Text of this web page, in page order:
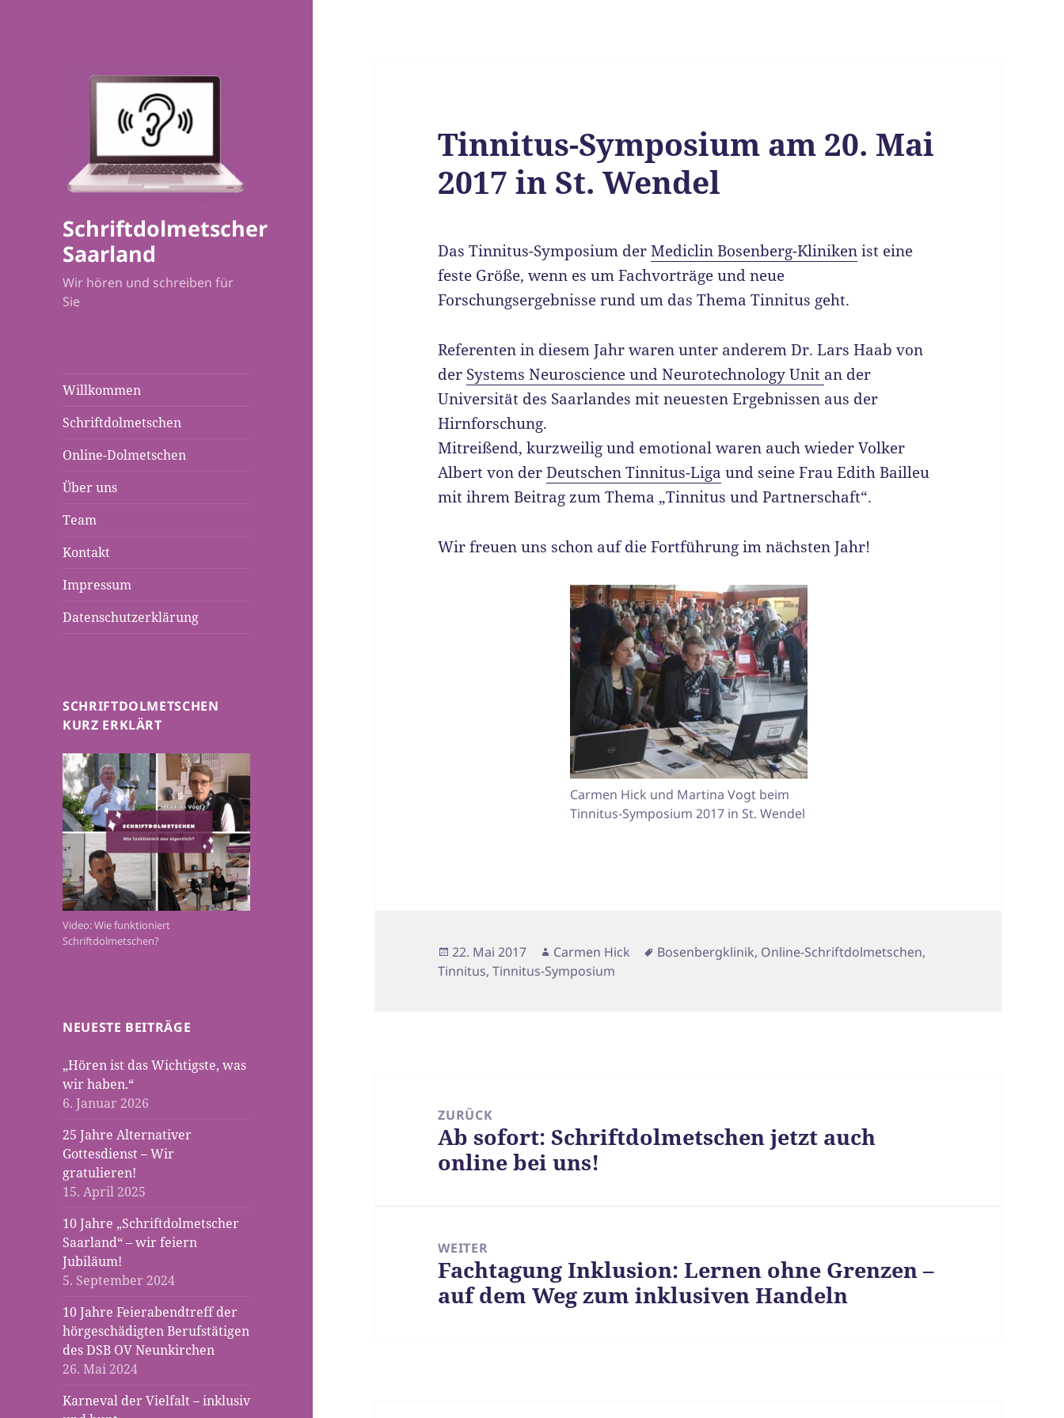
Schriftdolmetscher
Saarland
Wir hören und schreiben für
Sie
Willkommen
Schriftdolmetschen
Online-Dolmetschen
Über uns
Team
Kontakt
Impressum
Datenschutzerklärung
SCHRIFTDOLMETSCHEN
KURZ ERKLÄRT
Video: Wie funktioniert
Schriftdolmetschen?
NEUESTE BEITRÄGE
„Hören ist das Wichtigste, was
wir haben.“
6. Januar 2026
25 Jahre Alternativer
Gottesdienst – Wir
gratulieren!
15. April 2025
10 Jahre „Schriftdolmetscher
Saarland“ – wir feiern
Jubiläum!
5. September 2024
10 Jahre Feierabendtreff der
hörgeschädigten Berufstätigen
des DSB OV Neunkirchen
26. Mai 2024
Karneval der Vielfalt – inklusiv
Tinnitus-Symposium am 20. Mai
2017 in St. Wendel
Das Tinnitus-Symposium derMediclin Bosenberg-Klinikenist eine
feste Größe, wenn es um Fachvorträge und neue
Forschungsergebnisse rund um das Thema Tinnitus geht.
Referenten in diesem Jahr waren unter anderem Dr. Lars Haab von
der Systems Neuroscience und Neurotechnology Unit an der
Universität des Saarlandes mit neuesten Ergebnissen aus der
Hirnforschung.
Mitreißend, kurzweilig und emotional waren auch wieder Volker
Albert von derDeutschen Tinnitus-Liga und seine Frau Edith Bailleu
mit ihrem Beitrag zum Thema „Tinnitus und Partnerschaft“.
Wir freuen uns schon auf die Fortführung im nächsten Jahr!
Carmen Hick und Martina Vogt beim
Tinnitus-Symposium 2017 in St. Wendel
Veröffentlicht
am
22. Mai 2017 Autor
Carmen Hick Schlagwörter
Bosenbergklinik, Online-Schriftdolmetschen,
Tinnitus,Tinnitus-Symposium
ZURÜCK
Vorheriger
Beitrag:
Ab sofort: Schriftdolmetschen jetzt auch
online bei uns!
WEITER
Nächster
Beitrag:
Fachtagung Inklusion: Lernen ohne Grenzen –
auf dem Weg zum inklusiven Handeln